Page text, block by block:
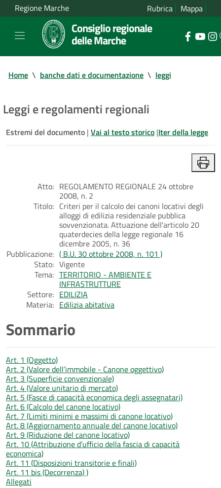
Regione Marche Rubrica Mappa
Consiglio regionale
delle Marche
Home \ banche dati e documentazione \ leggi
Leggi e regolamenti regionali
Estremi del documento | Vai al testo storico |Iter della legge
Atto: REGOLAMENTO REGIONALE 24 ottobre
2008, n. 2
Titolo: Criteri per il calcolo dei canoni locativi degli
alloggi di edilizia residenziale pubblica
sovvenzionata. Attuazione dell'articolo 20
quaterdecies della legge regionale 16
dicembre 2005, n. 36
Pubblicazione: ( B.U. 30 ottobre 2008, n. 101 )
Stato: Vigente
Tema: TERRITORIO - AMBIENTE E
INFRASTRUTTURE
Settore: EDILIZIA
Materia: Edilizia abitativa
Sommario
Art. 1 (Oggetto)
Art. 2 (Valore dell’immobile - Canone oggettivo)
Art. 3 (Superficie convenzionale)
Art. 4 (Valore unitario di mercato)
Art. 5 (Fasce di capacità economica degli assegnatari)
Art. 6 (Calcolo del canone locativo)
Art. 7 (Limiti minimi e massimi di canone locativo)
Art. 8 (Aggiornamento annuale del canone locativo)
Art. 9 (Riduzione del canone locativo)
Art. 10 (Attribuzione d’ufficio della fascia di capacità
economica)
Art. 11 (Disposizioni transitorie e finali)
Art. 11 bis (Decorrenza) )
Allegati